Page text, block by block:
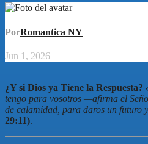
PorRomantica NY
Jun 1, 2026
¿Y si Dios ya Tiene la Respuesta?
tengo para vosotros —afirma el
de calamidad, para daros un futuro
29:11).